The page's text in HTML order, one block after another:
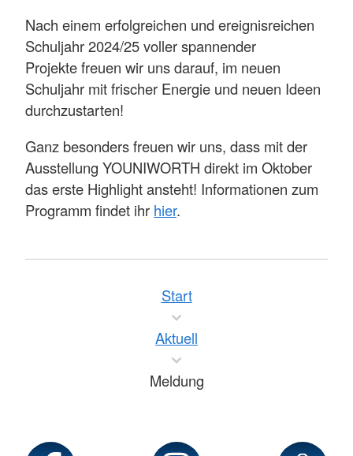
Nach einem erfolgreichen und ereignisreichen
Schuljahr 2024/25 voller spannender
Projekte freuen wir uns darauf, im neuen
Schuljahr mit frischer Energie und neuen Ideen
durchzustarten!
Ganz besonders freuen wir uns, dass mit der
Ausstellung YOUNIWORTH direkt im Oktober
das erste Highlight ansteht! Informationen zum
Programm findet ihr hier.
Start
Aktuell
Meldung